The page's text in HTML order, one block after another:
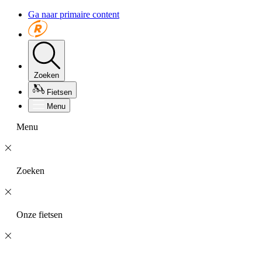
Ga naar primaire content
Zoeken
Fietsen
Menu
Menu
Zoeken
Onze fietsen